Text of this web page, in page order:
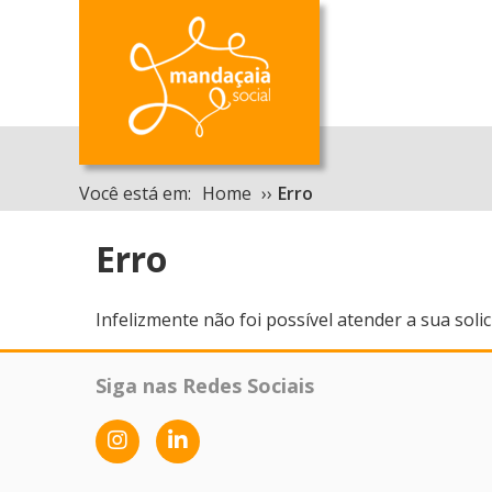
Você está em: Home ›› Erro
Erro
Infelizmente não foi possível atender a sua
Siga nas Redes Sociais